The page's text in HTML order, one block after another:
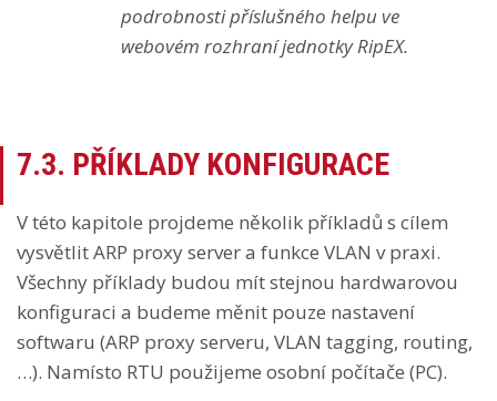
podrobnosti příslušného helpu ve
webovém rozhraní jednotky RipEX.
7.3. PŘÍKLADY KONFIGURACE
V této kapitole projdeme několik příkladů s cílem
vysvětlit ARP proxy server a funkce VLAN v praxi.
Všechny příklady budou mít stejnou hardwarovou
konfiguraci a budeme měnit pouze nastavení
softwaru (ARP proxy serveru, VLAN tagging, routing,
…). Namísto RTU použijeme osobní počítače (PC).